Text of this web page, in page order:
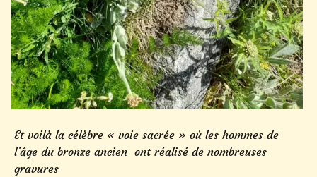
Et voilà la célèbre « voie sacrée » où les hommes de
l’âge du bronze ancien ont réalisé de nombreuses
gravures